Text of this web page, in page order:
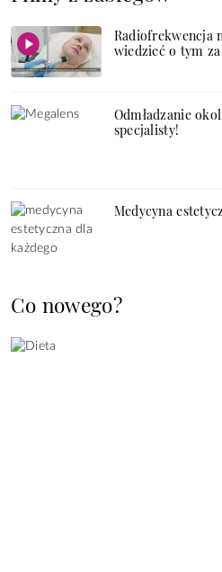
Radiofrekwencja
wiedzieć o tym
Odmładzanie
specjalisty!
Medycyna
Co nowego?